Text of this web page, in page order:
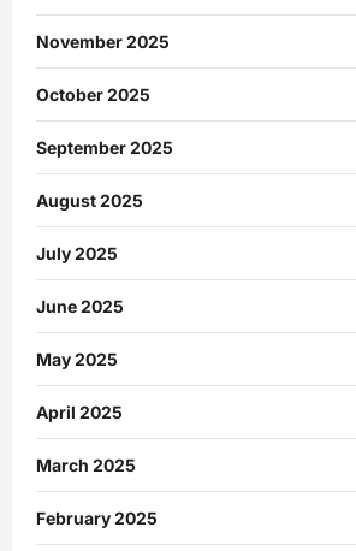
November 2025
October 2025
September 2025
August 2025
July 2025
June 2025
May 2025
April 2025
March 2025
February 2025